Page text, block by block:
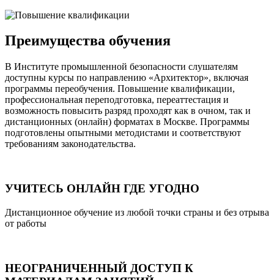
Преимущества обучения
В Институте промышленной безопасности слушателям
доступны курсы по направлению «Архитектор», включая
программы переобучения. Повышение квалификации,
профессиональная переподготовка, переаттестация и
возможность повысить разряд проходят как в очном, так и
дистанционных (онлайн) форматах в Москве. Программы
подготовлены опытными методистами и соответствуют
требованиям законодательства.
УЧИТЕСЬ ОНЛАЙН ГДЕ УГОДНО
Дистанционное обучение из любой точки страны и без отрыва
от работы
НЕОГРАНИЧЕННЫЙ ДОСТУП К